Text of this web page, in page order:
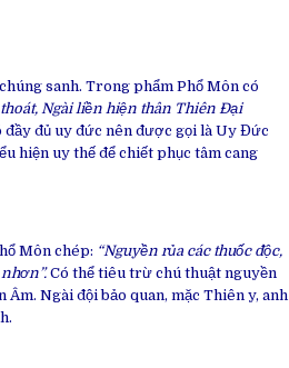
sanh. Trong phẩm Phổ Môn có
Ngài liền hiện thân Thiên Đại
đủ uy đức nên được gọi là Uy Đức
hiện uy thế để chiết phục tâm cang
Môn chép: “Nguyền rủa các thuốc độc,
Có thể tiêu trừ chú thuật nguyền
Ngài đội bảo quan, mặc Thiên y, anh